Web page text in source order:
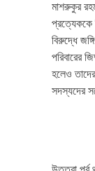
মাশরুকুর
প্রত্যেককে
বিরুদ্ধে
পরিবারের
হলেও
সদস্যদের